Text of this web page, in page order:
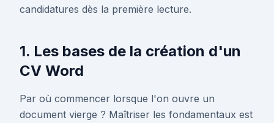
candidatures dès la première lecture.
1. Les bases de la création d'un
CV Word
Par où commencer lorsque l'on ouvre un
document vierge ? Maîtriser les fondamentaux est